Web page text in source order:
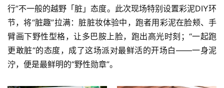
行”不一般的越野「脏」态度。此次现场特别设置彩泥DIY环
节，将“脏趣”拉满：脏脏妆体验中，跑者用彩泥在脸颊、手
臂画下野性型格，让多巴胺上脸，跑出高光时刻；“一起跑
更敢脏“的态度，成了这场派对最鲜活的开场白——一身泥
泞，便是最鲜明的“野性勋章”。